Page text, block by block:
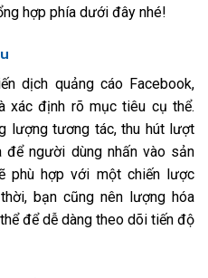
hợp phía dưới đây nhé!
dịch quảng cáo Facebook,
xác định rõ mục tiêu cụ thể.
lượng tương tác, thu hút lượt
người dùng nhấn vào sản
phù hợp với một chiến lược
bạn cũng nên lượng hóa
để dễ dàng theo dõi tiến độ